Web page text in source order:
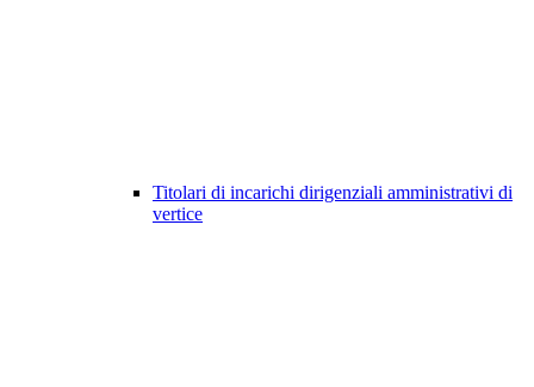
Titolari di incarichi dirigenziali amministrativi di
vertice